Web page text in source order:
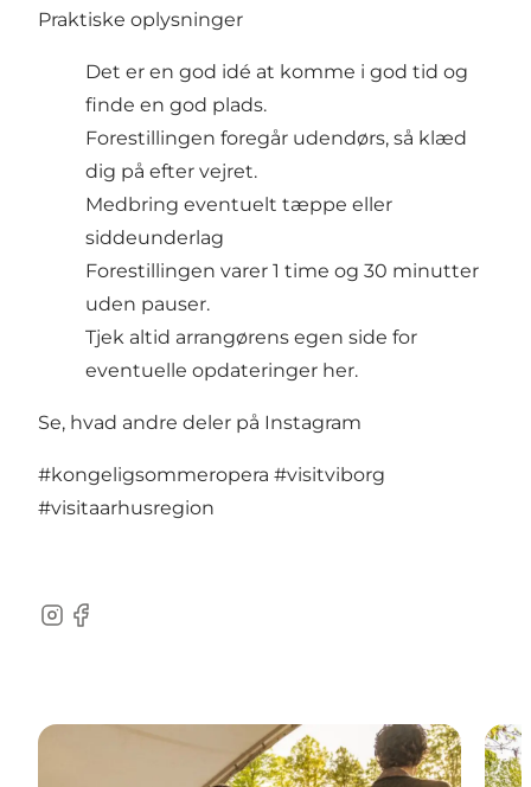
Praktiske oplysninger
Det er en god idé at komme i god tid og
finde en god plads.
Forestillingen foregår udendørs, så klæd
dig på efter vejret.
Medbring eventuelt tæppe eller
siddeunderlag
Forestillingen varer 1 time og 30 minutter
uden pauser.
Tjek altid arrangørens egen side for
eventuelle opdateringer her.
Se, hvad andre deler på Instagram
#kongeligsommeropera #visitviborg
#visitaarhusregion
Instagram
Facebook